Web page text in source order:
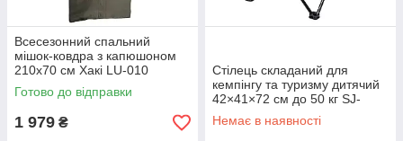
Всесезонний спальний
мішок-ковдра з капюшоном
210х70 см Хакі LU-010
Готово до відправки
1 979 ₴
Стілець складаний для
кемпінгу та туризму дитячий
42×41×72 см до 50 кг SJ-
0056LB
Немає в наявності